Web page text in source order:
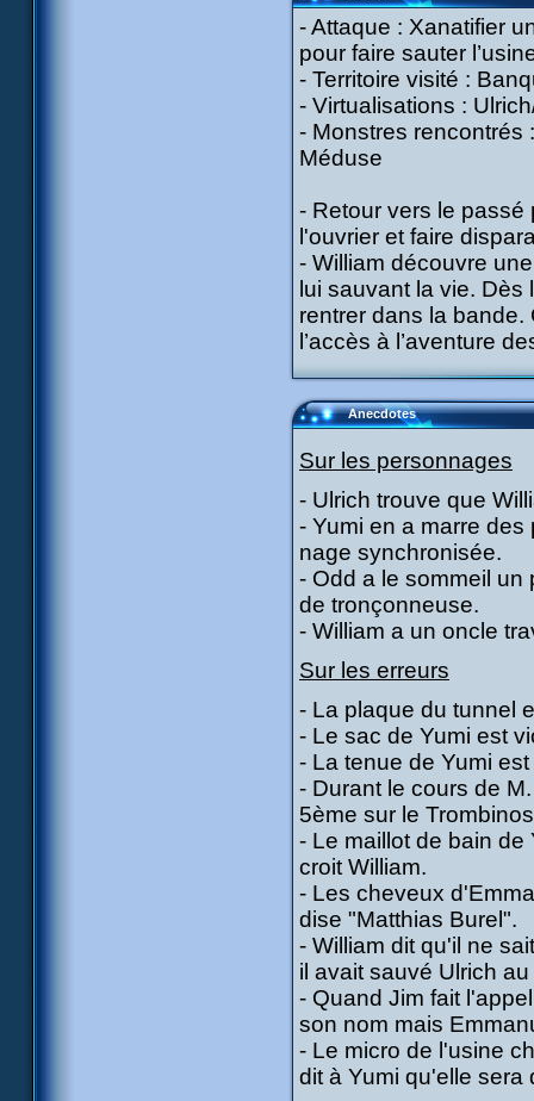
- Attaque : Xanatifier
pour faire sauter
- Territoire visité :
- Virtualisations :
- Monstres rencontrés
Méduse
- Retour vers le passé
l'ouvrier et faire
- William découvre
lui sauvant la vie. Dès
rentrer dans la bande.
l’accès à l’aventure
Anecdotes
Sur les personnages
- Ulrich trouve que
- Yumi en a marre
nage synchronisée.
- Odd a le sommeil un
de tronçonneuse.
- William a un oncle
Sur les erreurs
- La plaque du tunnel
- Le sac de Yumi est
- La tenue de Yumi
- Durant le cours de
5ème sur le
- Le maillot de bain
croit William.
- Les cheveux
dise "Matthias Burel".
- William dit qu'il ne
il avait sauvé Ulrich
- Quand Jim fait
son nom mais
- Le micro de l'usine
dit à Yumi qu'elle